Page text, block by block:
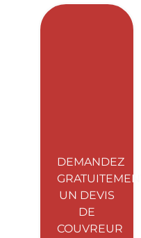
DEMANDEZ
GRATUITEMENT
UN DEVIS
DE
COUVREUR